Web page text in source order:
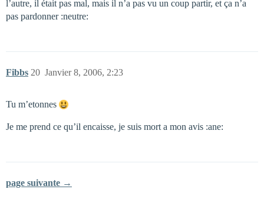
l’autre, il était pas mal, mais il n’a pas vu un coup partir, et ça n’a
pas pardonner :neutre:
Fibbs Janvier 8, 2006, 2:23
20
Tu m’etonnes
Je me prend ce qu’il encaisse, je suis mort a mon avis :ane:
page suivante →